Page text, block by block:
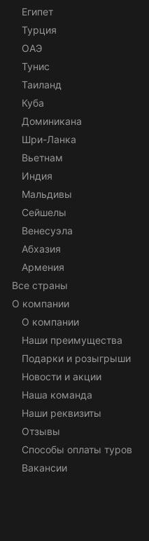
Египет
Турция
ОАЭ
Тунис
Таиланд
Куба
Доминикана
Шри-Ланка
Вьетнам
Индия
Мальдивы
Сейшелы
Венесуэла
Абхазия
Армения
Все страны
О компании
О компании
Наши преимущества
Подарки и розыгрыши
Новости и акции
Наша команда
Наши реквизиты
Отзывы
Способы оплаты туров
Вакансии